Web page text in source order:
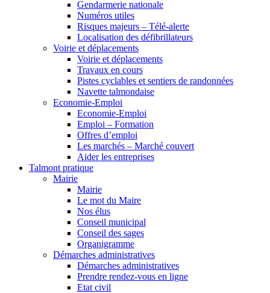
Gendarmerie nationale
Numéros utiles
Risques majeurs – Télé-alerte
Localisation des défibrillateurs
Voirie et déplacements
Voirie et déplacements
Travaux en cours
Pistes cyclables et sentiers de randonnées
Navette talmondaise
Economie-Emploi
Economie-Emploi
Emploi – Formation
Offres d’emploi
Les marchés – Marché couvert
Aider les entreprises
Talmont pratique
Mairie
Mairie
Le mot du Maire
Nos élus
Conseil municipal
Conseil des sages
Organigramme
Démarches administratives
Démarches administratives
Prendre rendez-vous en ligne
Etat civil